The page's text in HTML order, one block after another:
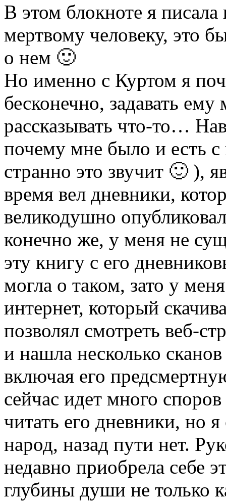
В этом блокноте я
мертвому человеку, это
о нем 🙂
Но именно с Куртом я
бесконечно, задавать
рассказывать что-то…
почему мне было и есть
странно это звучит 🙂 ),
время вел дневники,
великодушно
конечно же, у меня не
эту книгу с его
могла о таком, зато у
интернет, который
позволял смотреть веб-
и нашла несколько
включая его
сейчас идет много
читать его дневники, но
народ, назад пути нет.
недавно приобрела себе
глубины души не только